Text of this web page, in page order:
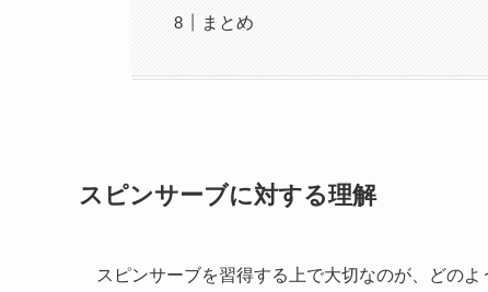
まとめ
スピンサーブに対する理解
スピンサーブを習得する上で大切なのが、どの